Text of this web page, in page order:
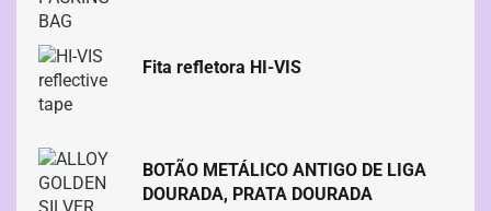
Fita refletora HI-VIS
BOTÃO METÁLICO ANTIGO DE LIGA
DOURADA, PRATA DOURADA